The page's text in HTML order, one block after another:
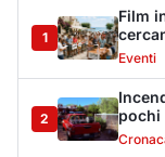
5
Golfo
Eventi
6
Cisl: